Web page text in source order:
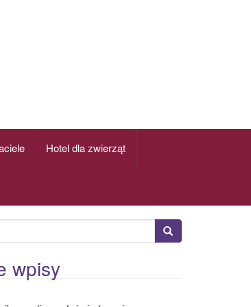
Hotel dla zwierząt
wpisy